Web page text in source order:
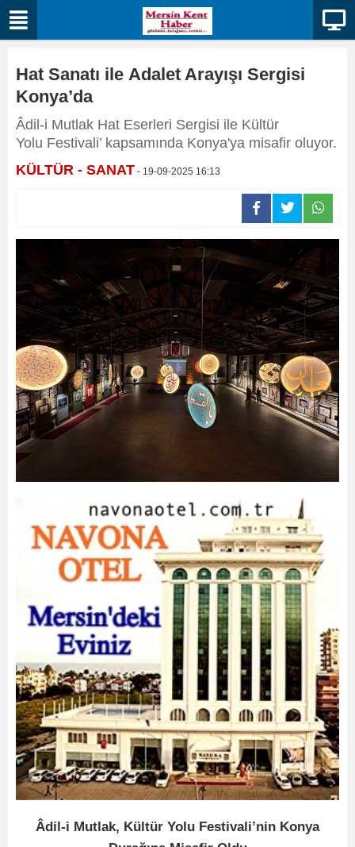
Hat Sanatı ile Adalet Arayışı Sergisi
Konya’da
Âdil-i Mutlak Hat Eserleri Sergisi ile Kültür
Yolu Festivali’ kapsamında Konya'ya misafir oluyor.
KÜLTÜR - SANAT - 19-09-2025 16:13
Âdil-i Mutlak, Kültür Yolu Festivali’nin Konya